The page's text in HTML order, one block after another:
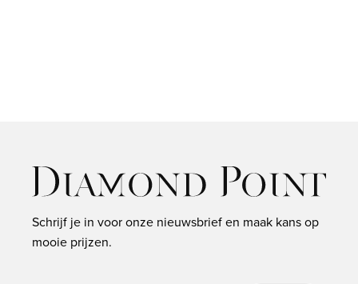
Schrijf je in voor onze nieuwsbrief en maak kans op
mooie prijzen.